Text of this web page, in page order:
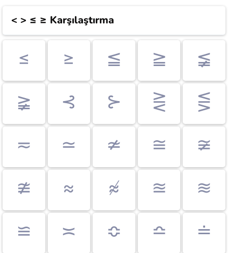
< > ≤ ≥ Karşılaştırma
≤ ≥ ≦ ≧
≨
≩
⊰ ⊱ ⋛
⋚
≂
≃ ≄ ≅
≆
≇
≈ ≉ ≊
≋
≌
≍ ≎ ≏ ≐